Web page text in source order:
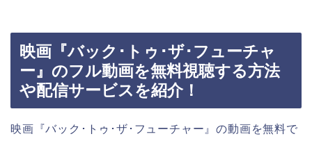
映画『バック･トゥ･ザ･フューチャ
ー』のフル動画を無料視聴する方法
や配信サービスを紹介！
映画『バック･トゥ･ザ･フューチャー』の動画を無料で